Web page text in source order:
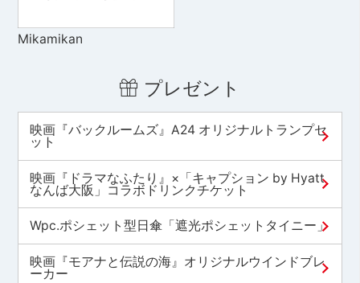
Mikamikan
プレゼント
映画『バックルームズ』A24 オリジナルトランプセ
ット
映画『ドラマなふたり』×「キャプション by Hyatt
なんば大阪」コラボドリンクチケット
Wpc.ポシェット型日傘「遮光ポシェットタイニー」
映画『モアナと伝説の海』オリジナルウインドブレ
ーカー